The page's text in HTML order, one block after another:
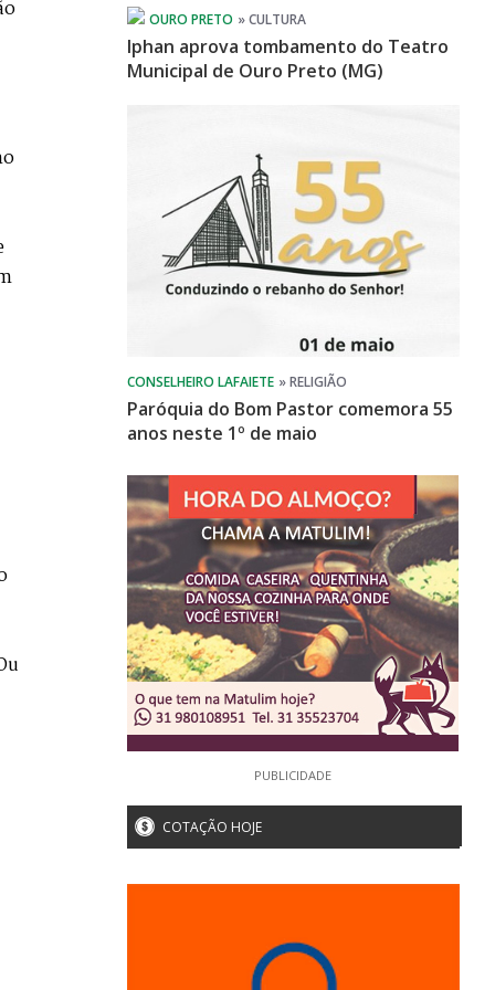
Iphan aprova tombamento do Teatro
Municipal de Ouro Preto (MG)
Paróquia do Bom Pastor comemora 55
anos neste 1º de maio
PUBLICIDADE
COTAÇÃO HOJE